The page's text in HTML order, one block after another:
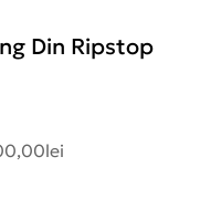
Din Ripstop